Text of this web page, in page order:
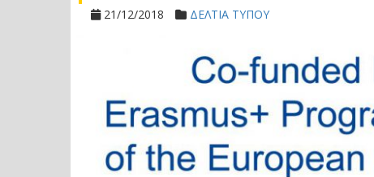
21/12/2018 ΔΕΛΤΙΑ ΤΥΠΟΥ